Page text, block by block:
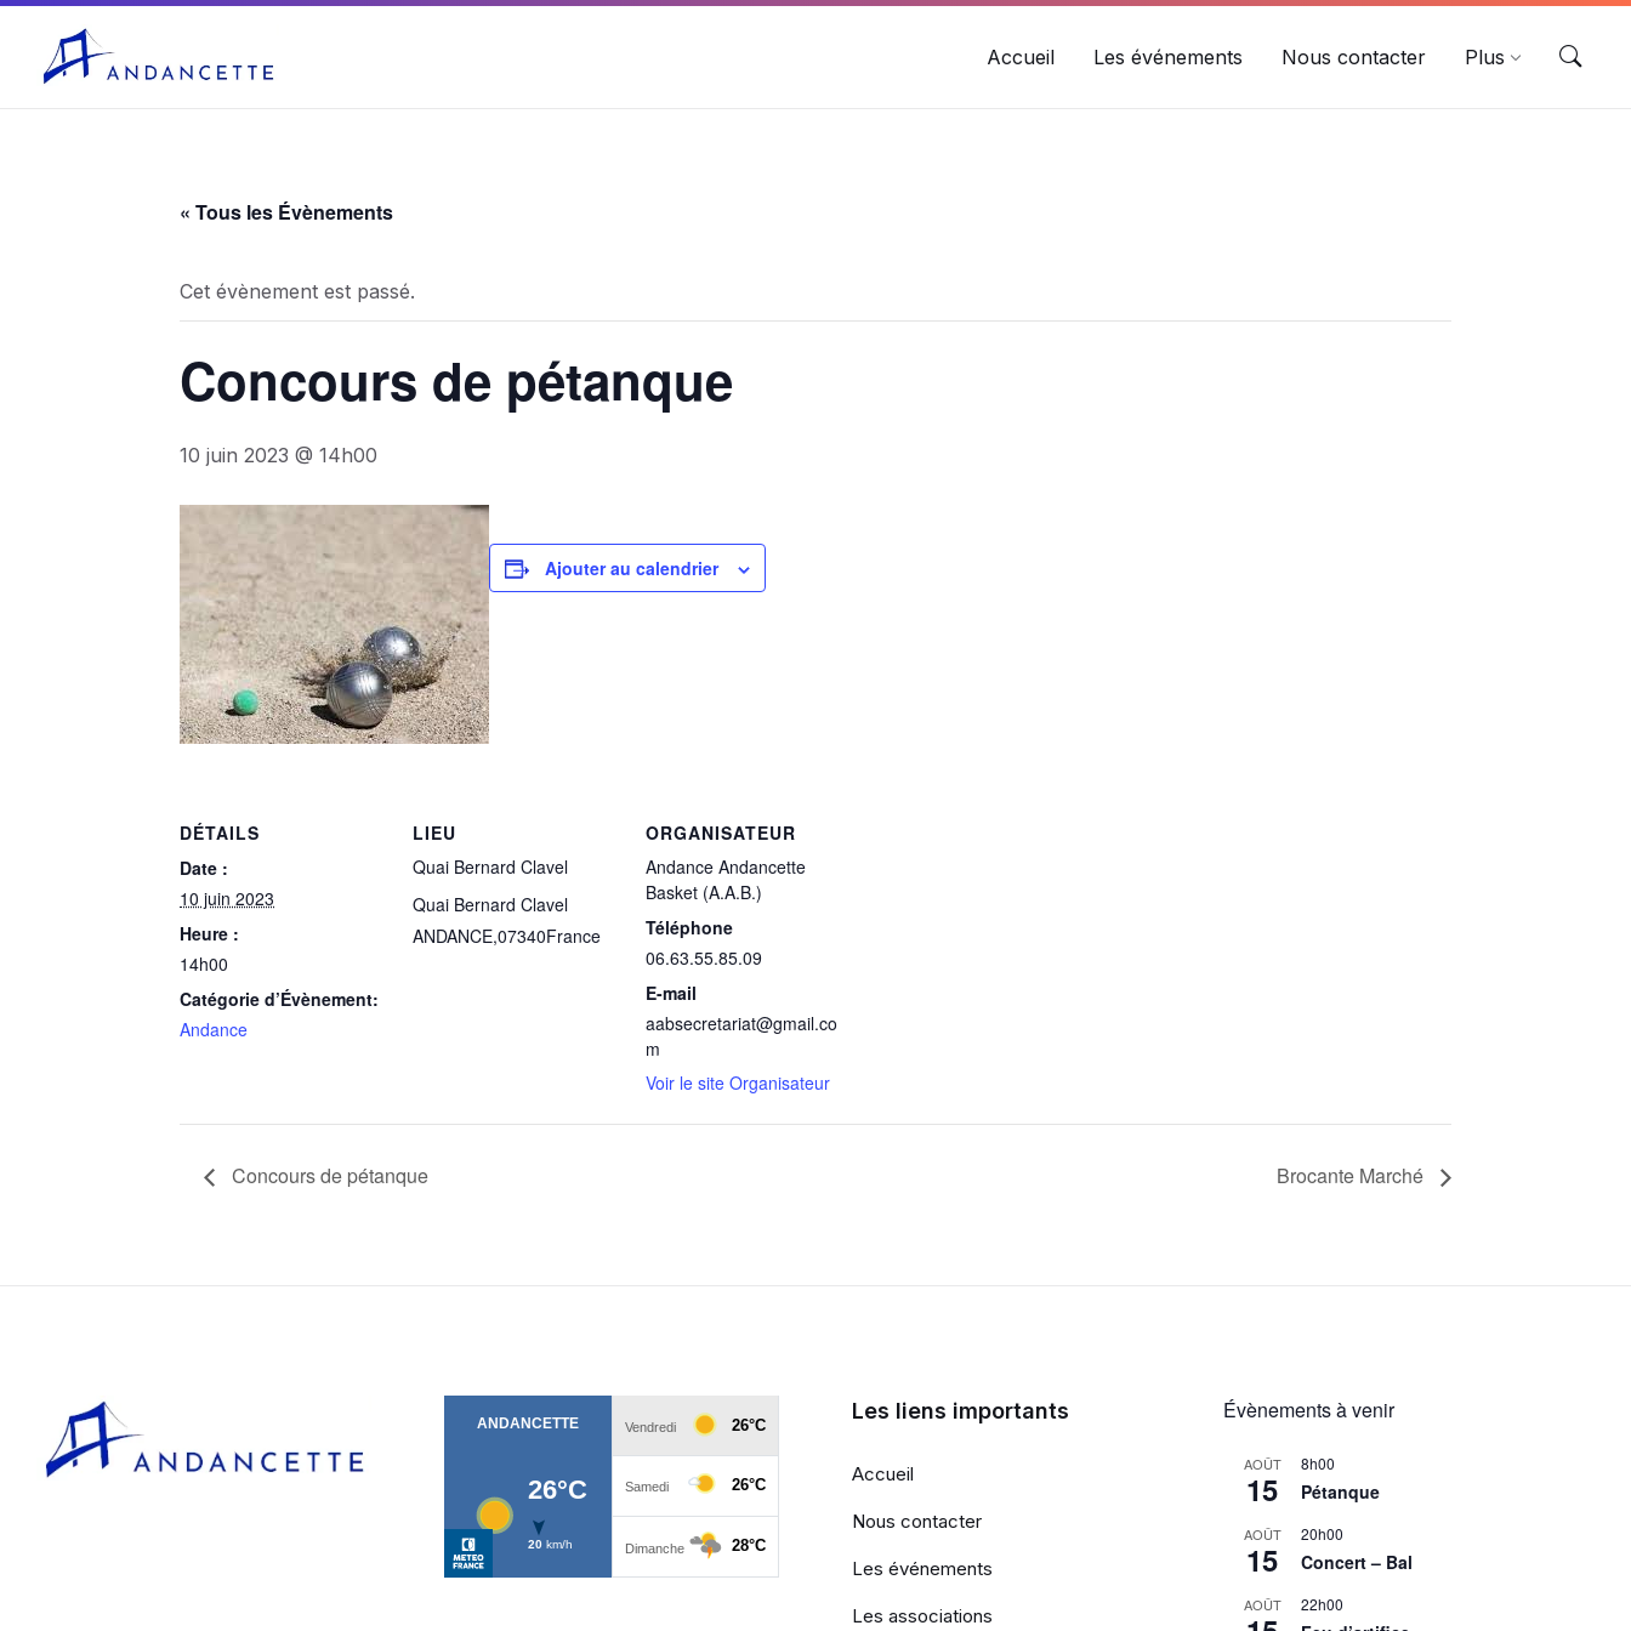
Accueil Les événements Nous contacter Plus
« Tous les Évènements
Cet évènement est passé.
Concours de pétanque
10 juin 2023 @ 14h00
Ajouter au calendrier
DÉTAILS
Date :
10 juin 2023
Heure :
14h00
Catégorie d’Évènement:
Andance
LIEU
Quai Bernard Clavel
Quai Bernard Clavel
ANDANCE,07340France
ORGANISATEUR
Andance Andancette
Basket (A.A.B.)
Téléphone
06.63.55.85.09
E-mail
aabsecretariat@gmail.co
m
Voir le site Organisateur
Concours de pétanque Brocante Marché
Les liens importants
Accueil
Nous contacter
Les événements
Les associations
Évènements à venir
AOÛT
15
8h00
Pétanque
AOÛT
15
20h00
Concert – Bal
AOÛT 22h00